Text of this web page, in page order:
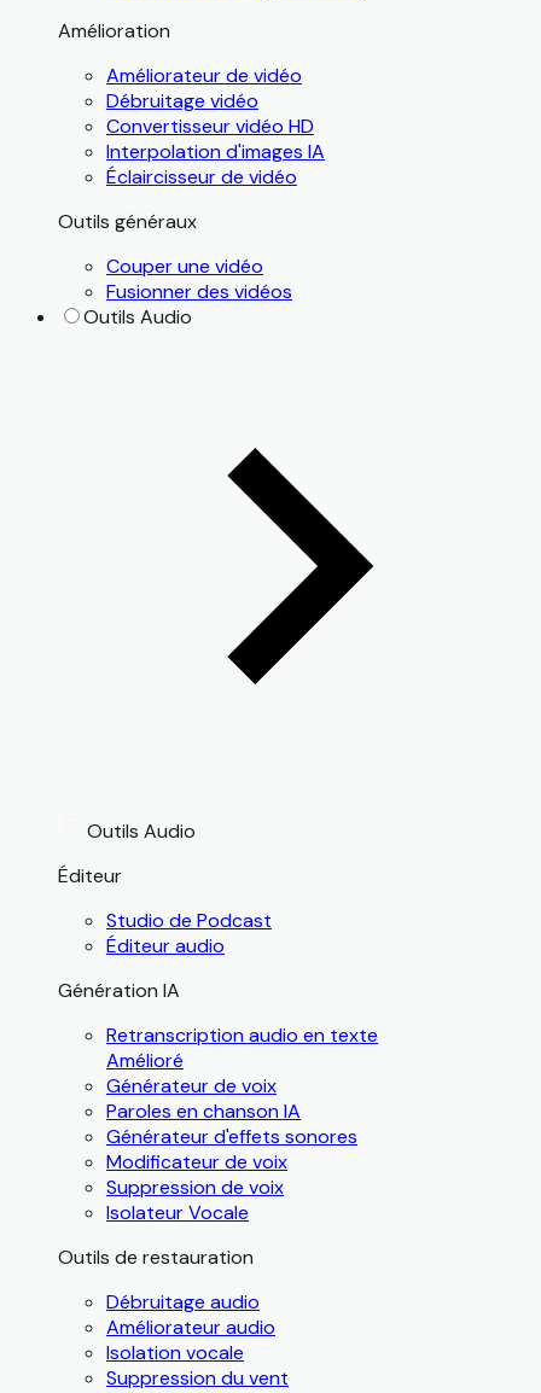
Amélioration
Améliorateur de vidéo
Débruitage vidéo
Convertisseur vidéo HD
Interpolation d'images IA
Éclaircisseur de vidéo
Outils généraux
Couper une vidéo
Fusionner des vidéos
Outils Audio
Outils Audio
Éditeur
Studio de Podcast
Éditeur audio
Génération IA
Retranscription audio en texte
Amélioré
Générateur de voix
Paroles en chanson IA
Générateur d'effets sonores
Modificateur de voix
Suppression de voix
Isolateur Vocale
Outils de restauration
Débruitage audio
Améliorateur audio
Isolation vocale
Suppression du vent